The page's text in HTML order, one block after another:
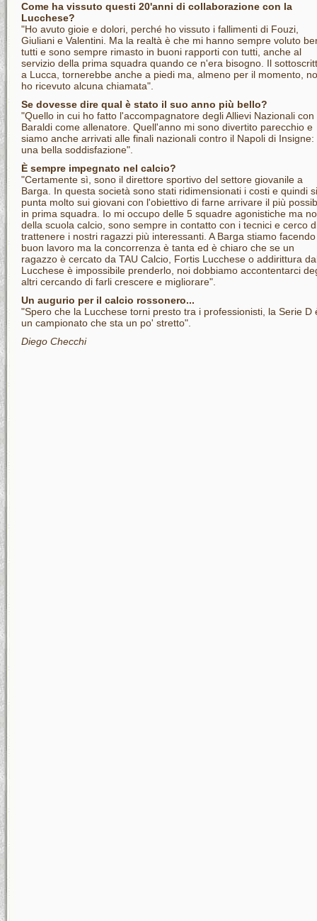
Come ha vissuto questi 20'anni di collaborazione con la
Lucchese?
"Ho avuto gioie e dolori, perché ho vissuto i fallimenti di Fouzi,
Giuliani e Valentini. Ma la realtà è che mi hanno sempre voluto
tutti e sono sempre rimasto in buoni rapporti con tutti, anche al
servizio della prima squadra quando ce n'era bisogno. Il
a Lucca, tornerebbe anche a piedi ma, almeno per il momento,
ho ricevuto alcuna chiamata".
Se dovesse dire qual è stato il suo anno più bello?
"Quello in cui ho fatto l'accompagnatore degli Allievi Nazionali con
Baraldi come allenatore. Quell'anno mi sono divertito parecchio e
siamo anche arrivati alle finali nazionali contro il Napoli di Insigne:
una bella soddisfazione".
È sempre impegnato nel calcio?
"Certamente sì, sono il direttore sportivo del settore giovanile a
Barga. In questa società sono stati ridimensionati i costi e quindi si
punta molto sui giovani con l'obiettivo di farne arrivare il più
in prima squadra. Io mi occupo delle 5 squadre agonistiche ma
della scuola calcio, sono sempre in contatto con i tecnici e cerco
trattenere i nostri ragazzi più interessanti. A Barga stiamo
buon lavoro ma la concorrenza è tanta ed è chiaro che se un
ragazzo è cercato da TAU Calcio, Fortis Lucchese o addirittura
Lucchese è impossibile prenderlo, noi dobbiamo accontentarci
altri cercando di farli crescere e migliorare".
Un augurio per il calcio rossonero...
"Spero che la Lucchese torni presto tra i professionisti, la Serie D
un campionato che sta un po' stretto".
Diego Checchi